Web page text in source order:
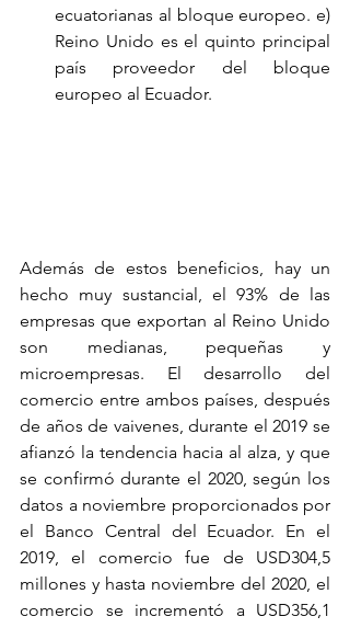
ecuatorianas al bloque europeo. e)
Reino Unido es el quinto principal
país proveedor del bloque
europeo al Ecuador.
Además de estos beneficios, hay un
hecho muy sustancial, el 93% de las
empresas que exportan al Reino Unido
son medianas, pequeñas y
microempresas. El desarrollo del
comercio entre ambos países, después
de años de vaivenes, durante el 2019 se
afianzó la tendencia hacia al alza, y que
se confirmó durante el 2020, según los
datos a noviembre proporcionados por
el Banco Central del Ecuador. En el
2019, el comercio fue de USD304,5
millones y hasta noviembre del 2020, el
comercio se incrementó a USD356,1